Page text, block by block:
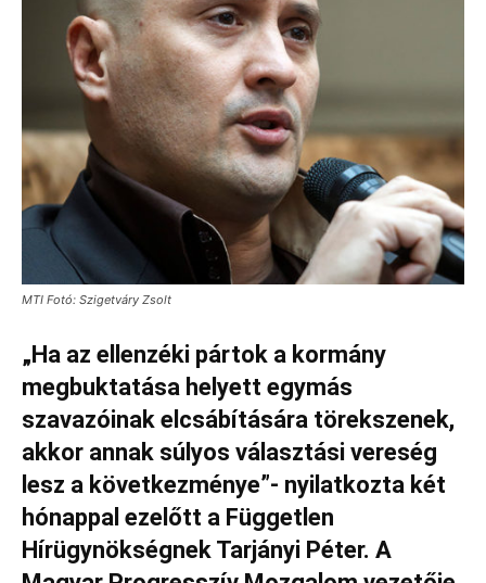
MTI Fotó: Szigetváry Zsolt
„Ha az ellenzéki pártok a kormány
megbuktatása helyett egymás
szavazóinak elcsábítására törekszenek,
akkor annak súlyos választási vereség
lesz a következménye”- nyilatkozta két
hónappal ezelőtt a Független
Hírügynökségnek Tarjányi Péter. A